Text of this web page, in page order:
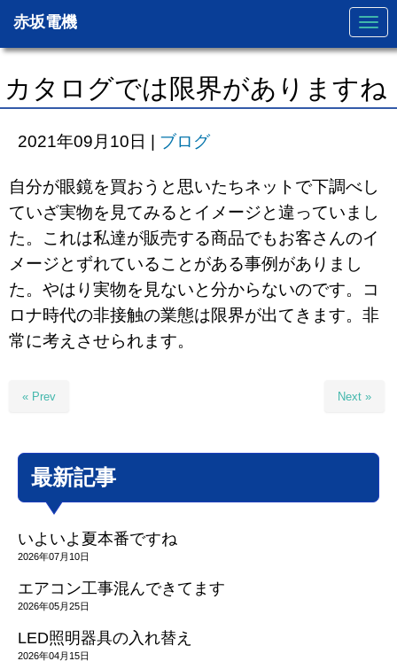
N
a
v
g
a
t
赤坂電機
カタログでは限界がありますね
2021年09月10日 | ブログ
自分が眼鏡を買おうと思いたちネットで下調べし
ていざ実物を見てみるとイメージと違っていまし
た。これは私達が販売する商品でもお客さんのイ
メージとずれていることがある事例がありまし
た。やはり実物を見ないと分からないのです。コ
ロナ時代の非接触の業態は限界が出てきます。非
常に考えさせられます。
« Prev Next »
最新記事
いよいよ夏本番ですね
2026年07月10日
エアコン工事混んできてます
2026年05月25日
LED照明器具の入れ替え
2026年04月15日